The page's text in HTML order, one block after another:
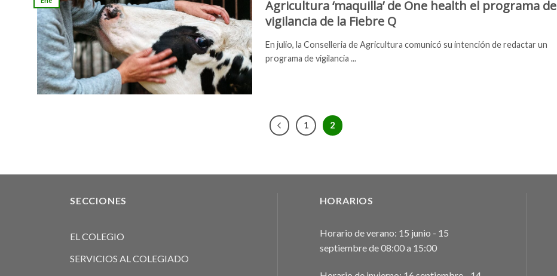
Agricultura ‘maquilla’ de One health el programa de
vigilancia de la Fiebre Q
En julio, la Conselleria de Agricultura comunicó su intención de redactar un
programa de vigilancia ...
1 2
SECCIONES
EL COLEGIO
SERVICIOS AL COLEGIADO
HORARIOS
Horario de verano: 15 junio - 15
septiembre de 08:00 a 15:00